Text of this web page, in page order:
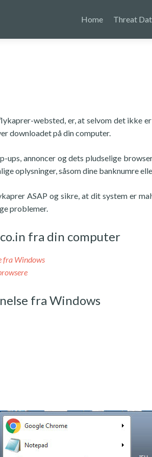
Home Threat
websted, er, at selvom det ikke
downloadet på din computer.
ups, annoncer og dets pludselige
oplysninger, såsom dine banknumre
ASAP og sikre, at dit system er
problemer.
fra din computer
fra Windows
fra Windows